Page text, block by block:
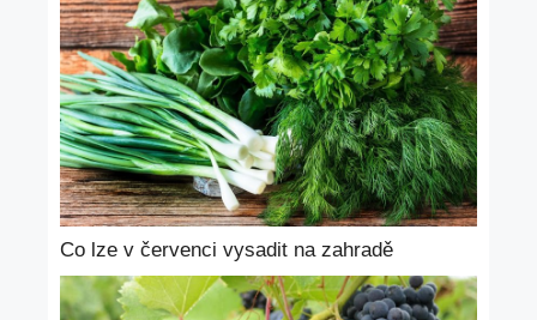
Co lze v červenci vysadit na zahradě